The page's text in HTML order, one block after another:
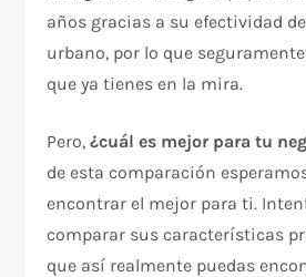
años gracias a su efectividad
urbano, por lo que
que ya tienes en la mira.
Pero,¿cuál es mejor para tu
de esta comparación
encontrar el mejor para ti.
comparar sus características
que así realmente puedas